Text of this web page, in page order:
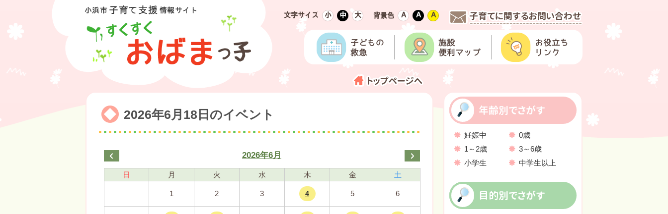
文字サイズ 小 中 大 背景色 Ａ Ａ Ａ
2026年6月18日のイベント
2026年6月
日 月 火 水 木 金 土
1 2 3 4 5 6
年齢別でさがす
妊娠中
0歳
1～2歳
3～6歳
小学生
中学生以上
目的別でさがす